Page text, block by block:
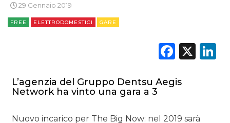
RICERCHE
PREVISIONI/SCENARI
TREND
29 Gennaio 2019
FREE ELETTRODOMESTICI GARE
X
L’agenzia del Gruppo Dentsu Aegis
Network ha vinto una gara a 3
Nuovo incarico per The Big Now: nel 2019 sarà